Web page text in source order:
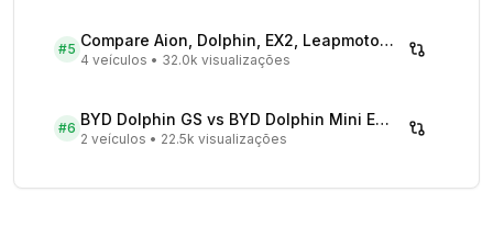
#5 Compare Aion, Dolphin, EX2, Leapmotor 2026 | Veículos Elétricos
4 veículos • 32.0k visualizações
#6 BYD Dolphin GS vs BYD Dolphin Mini EV - Comparativo Completo
2 veículos • 22.5k visualizações